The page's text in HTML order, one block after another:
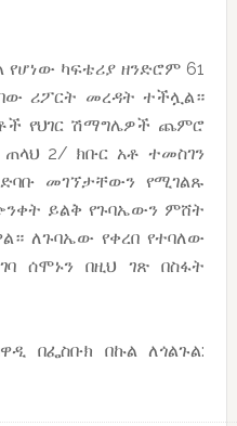
የሆነው ካፍቴሪያ ዘንድሮም 61
ሪፖርት መረዳት ተችሏል።
የህገር ሽማግሌዎች ጨምሮ
2/ ክቡር አቶ ተመስገን
መገኘታቸውን የሚገልጹ
ይልቅ የጉባኤውን ምሸት
ለጉባኤው የቀረበ የተባለው
ሰሞኑን በዚህ ገጽ በስፋት
በፌስቡክ በኩል ለጎልጉል: